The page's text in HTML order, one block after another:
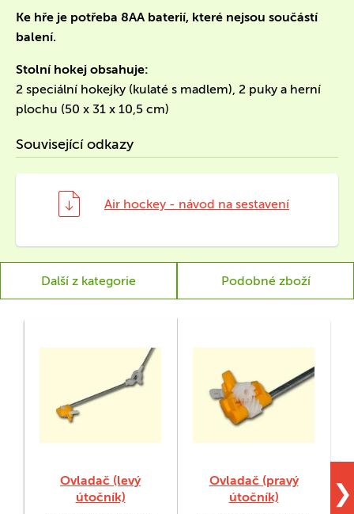
Ke hře je potřeba 8AA baterií, které nejsou součástí
balení.
Stolní hokej obsahuje:
2 speciální hokejky (kulaté s madlem), 2 puky a herní
plochu (50 x 31 x 10,5 cm)
Související odkazy
Air hockey - návod na sestavení
Další z kategorie Podobné zboží
Ovladač (levý
útočník)
Ovladač (pravý
útočník)
❯